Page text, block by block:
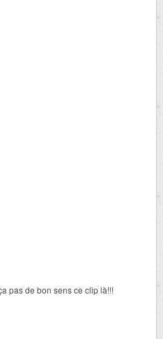
pas de bon sens ce clip là!!!